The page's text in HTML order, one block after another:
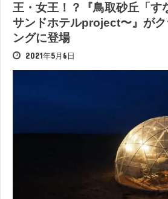
王・女王！？『鳥取砂丘「す
サンドホテルproject〜』がク
ングに登場
2021年5月6日